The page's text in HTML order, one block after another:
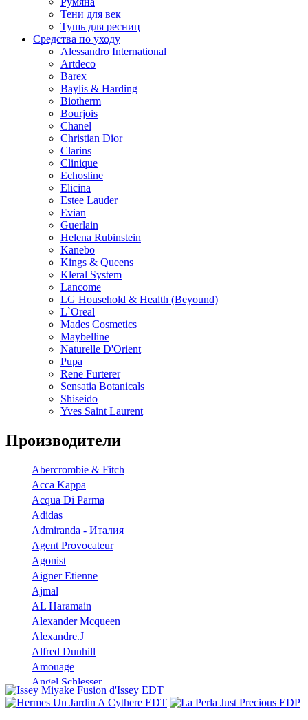
Тени для век
Тушь для ресниц
Средства по уходу
Alessandro International
Artdeco
Barex
Baylis & Harding
Biotherm
Bourjois
Chanel
Christian Dior
Clarins
Clinique
Echosline
Elicina
Estee Lauder
Evian
Guerlain
Helena Rubinstein
Kanebo
Kings & Queens
Kleral System
Lancome
LG Household & Health (Beyound)
L`Oreal
Mades Cosmetics
Maybelline
Naturelle D'Orient
Pupa
Rene Furterer
Sensatia Botanicals
Shiseido
Yves Saint Laurent
Производители
Abercrombie & Fitch
Acca Kappa
Acqua Di Parma
Adidas
Admiranda - Италия
Agent Provocateur
Agonist
Aigner Etienne
Ajmal
AL Haramain
Alexander Mcqueen
Alexandre.J
Alfred Dunhill
Amouage
Angel Schlesser
Anna Sui